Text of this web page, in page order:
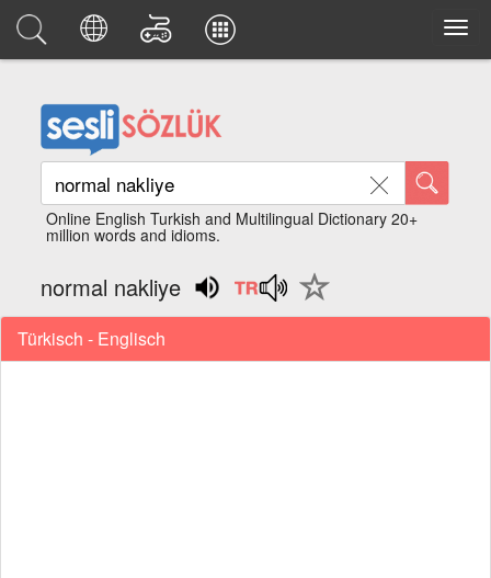
Online English Turkish and Multilingual Dictionary 20+
million words and idioms.
normal nakliye
Türkisch - Englisch